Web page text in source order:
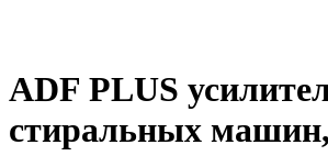
ADF PLUS
стиральных